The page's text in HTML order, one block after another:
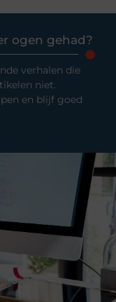
ogen gehad?
verhalen die
niet.
en blijf goed